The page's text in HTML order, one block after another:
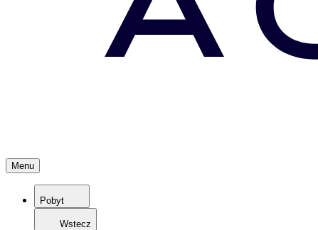
Menu
Pobyt
Wstecz